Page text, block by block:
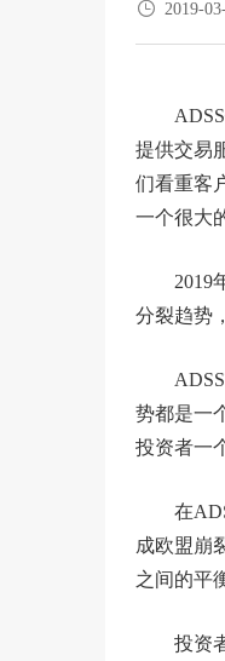
 2019-
提供交易
们看重客
一个很大
2019
分裂趋势
势都是一
投资者一
在
成欧盟崩
之间的平
投资